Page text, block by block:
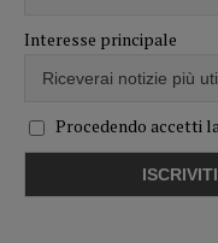
Interesse principale
Procedendo accetti